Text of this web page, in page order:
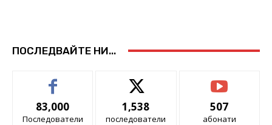
ПОСЛЕДВАЙТЕ НИ...
83,000
Последователи
1,538
последователи
507
абонати